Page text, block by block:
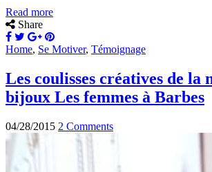
Read more
Share
Home, Se Motiver, Témoignage
Les coulisses créatives de la
bijoux Les femmes à Barbes
04/28/2015 2 Comments